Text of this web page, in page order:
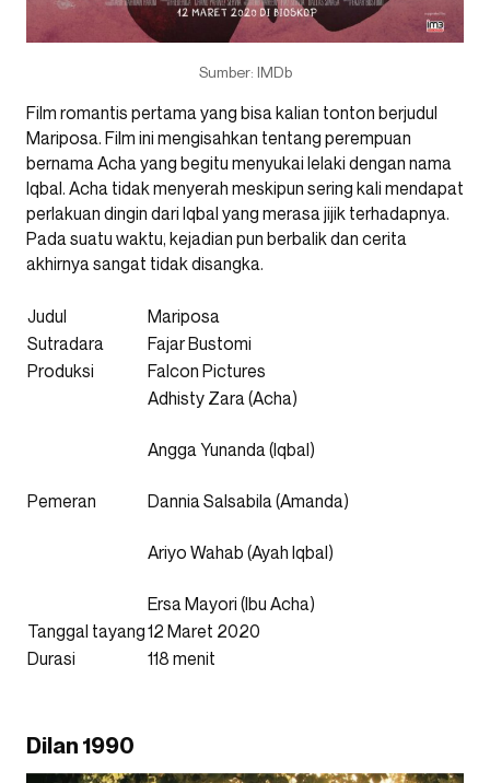
Sumber: IMDb
Film romantis pertama yang bisa kalian tonton berjudul
Mariposa. Film ini mengisahkan tentang perempuan
bernama Acha yang begitu menyukai lelaki dengan nama
Iqbal. Acha tidak menyerah meskipun sering kali mendapat
perlakuan dingin dari Iqbal yang merasa jijik terhadapnya.
Pada suatu waktu, kejadian pun berbalik dan cerita
akhirnya sangat tidak disangka.
Judul
Mariposa
Sutradara
Fajar Bustomi
Produksi
Falcon Pictures
Pemeran
Adhisty Zara (Acha)
Angga Yunanda (Iqbal)
Dannia Salsabila (Amanda)
Ariyo Wahab (Ayah Iqbal)
Ersa Mayori (Ibu Acha)
Tanggal tayang12 Maret 2020
Durasi
118 menit
Dilan 1990